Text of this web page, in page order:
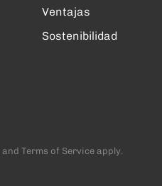
Ventajas
Sostenibilidad
and Terms of Service apply.